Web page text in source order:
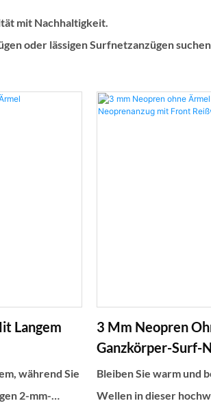
mit Nachhaltigkeit.
oder lässigen Surfnetzanzügen
Langem
während Sie
2-mm-
3 Mm Neopren
Ganzkörper-Surf-
Mit Front
Bleiben Sie warm und
Wellen in dieser